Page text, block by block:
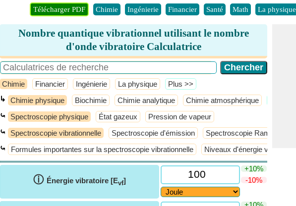
Télécharger PDF Chimie Ingénierie Financier Santé Math La physique
Nombre quantique vibrationnel utilisant le nombre
d'onde vibratoire Calculatrice
Chimie Financier Ingénierie La physique ​Plus >>
↳ Chimie physique Biochimie Chimie analytique Chimie atmosphérique
⤿ Spectroscopie physique État gazeux Pression de vapeur
⤿ Spectroscopie vibrationnelle Spectroscopie d'émission Spectroscopie Raman
⤿ Formules importantes sur la spectroscopie vibrationnelle Niveaux d'énergie vibratoire
ⓘ Énergie vibratoire [Evf]
+10%
-10%